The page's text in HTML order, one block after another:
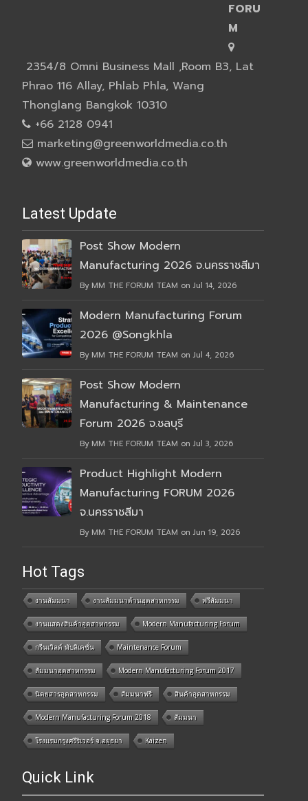
FORU
M
2354/8 Omni Business Mall ,Room B3, Lat
Phrao 116 Allay, Phlab Phla, Wang
Thonglang Bangkok 10310
+66 2128 0941
marketing@greenworldmedia.co.th
www.greenworldmedia.co.th
Latest Update
Post Show Modern
Manufacturing 2026 จ.นครราชสีมา
By MM THE FORUM TEAM on Jul 14, 2026
Modern Manufacturing Forum
2026 @Songkhla
By MM THE FORUM TEAM on Jul 4, 2026
Post Show Modern
Manufacturing & Maintenance
Forum 2026 จ.ชลบุรี
By MM THE FORUM TEAM on Jul 3, 2026
Product Highlight Modern
Manufacturing FORUM 2026
จ.นครราชสีมา
By MM THE FORUM TEAM on Jun 19, 2026
Hot Tags
งานสัมมนา งานสัมมนาด้านอุตสาหกรรม ฟรีสัมมนา
งานแสดงสินค้าอุตสาหกรรม Modern Manufacturing Forum
กรีนเวิลด์ พับลิเคชั่น Maintenance Forum
สัมมนาอุตสาหกรรม Modern Manufacturing Forum 2017
นิตยสารอุตสาหกรรม สัมมนาฟรี สินค้าอุตสาหกรรม
Modern Manufacturing Forum 2018 สัมมนา
โรงแรมกรุงศรีริเวอร์ จ.อยุธยา Kaizen
Quick Link